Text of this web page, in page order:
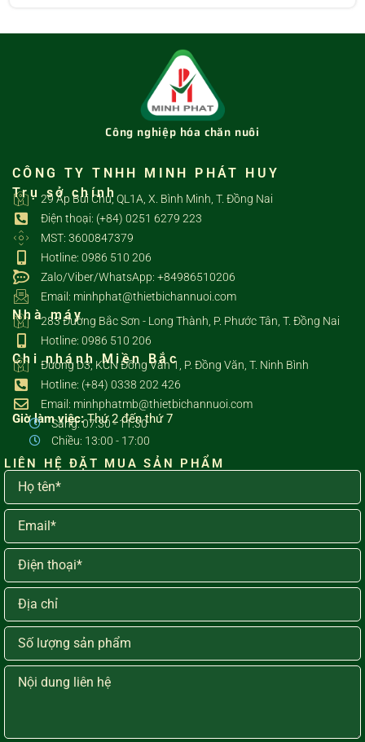
Công nghiệp hóa chăn nuôi
CÔNG TY TNHH MINH PHÁT HUY
Trụ sở chính
29 Ấp Bùi Chu, QL1A, X. Bình Minh, T. Đồng Nai
Điện thoại: (+84) 0251 6279 223
MST: 3600847379
Hotline: 0986 510 206
Zalo/Viber/WhatsApp: +84986510206
Email: minhphat@thietbichannuoi.com
Nhà máy
283 Đường Bắc Sơn - Long Thành, P. Phước Tân, T. Đồng Nai
Hotline: 0986 510 206
Chi nhánh Miền Bắc
Đường D3, KCN Đồng Văn 1, P. Đồng Văn, T. Ninh Bình
Hotline: (+84) 0338 202 426
Email: minhphatmb@thietbichannuoi.com
Giờ làm việc:Thứ 2 đến thứ 7
Sáng: 07:30 - 11:30
Chiều: 13:00 - 17:00
LIÊN HỆ ĐẶT MUA SẢN PHẨM